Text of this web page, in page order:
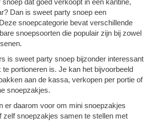
Dan is sweet party snoep een
snoepcategorie bevat verschillende
snoepsoorten die populair zijn bij zowel
is sweet party snoep bijzonder interessant
portioneren is. Je kan het bijvoorbeeld
aan de kassa, verkopen per portie of
snoepzakjes.
er daarom voor om mini snoepzakjes
zelf snoepzakjes samen te stellen met